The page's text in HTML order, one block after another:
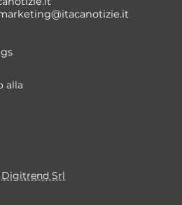
alla
Digitrend Srl